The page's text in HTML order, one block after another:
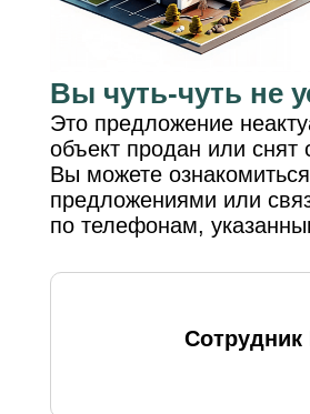
Вы чуть-чуть не
Это предложение
объект продан или снят
Вы можете
предложениями или
по телефонам,
Сотрудник